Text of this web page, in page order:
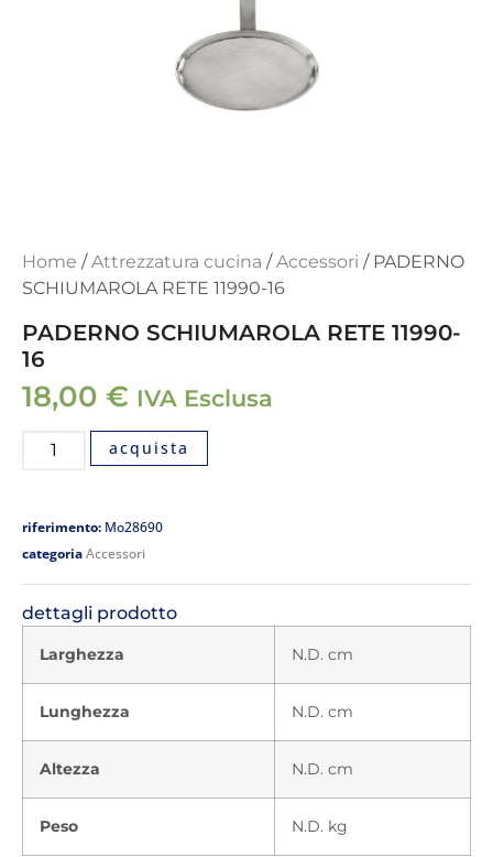
Home /Attrezzatura cucina /Accessori / PADERNO
SCHIUMAROLA RETE 11990-16
PADERNO SCHIUMAROLA RETE 11990-
16
18,00 € IVA Esclusa
acquista
riferimento: Mo28690
categoriaAccessori
dettagli prodotto
Larghezza N.D. cm
Lunghezza N.D. cm
Altezza N.D. cm
Peso N.D. kg